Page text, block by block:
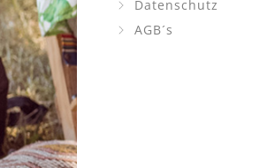
Datenschutz
AGB´s